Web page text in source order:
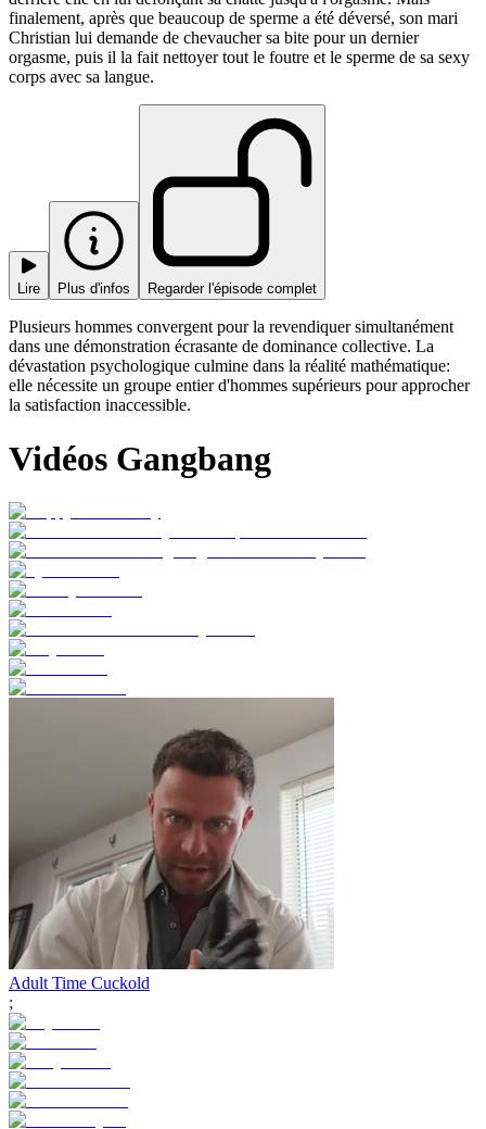
finalement, après que beaucoup de sperme a été déversé, son mari
Christian lui demande de chevaucher sa bite pour un dernier
orgasme, puis il la fait nettoyer tout le foutre et le sperme de sa sexy
corps avec sa langue.
Lire Plus d'infos Regarder l'épisode complet
Plusieurs hommes convergent pour la revendiquer simultanément
dans une démonstration écrasante de dominance collective. La
dévastation psychologique culmine dans la réalité mathématique:
elle nécessite un groupe entier d'hommes supérieurs pour approcher
la satisfaction inaccessible.
Vidéos Gangbang
Adult Time Cuckold
;